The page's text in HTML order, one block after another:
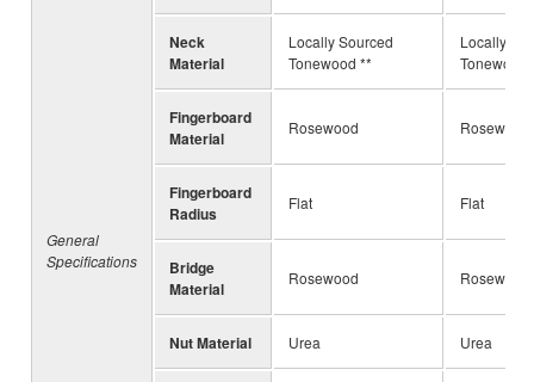
General
Specifications
Neck
Material
Locally Sourced
Tonewood **
Locally
Tonewood
Fingerboard
Material
Rosewood Rosewood
Fingerboard
Radius
Flat Flat
Bridge
Material
Rosewood Rosewood
Nut Material Urea Urea